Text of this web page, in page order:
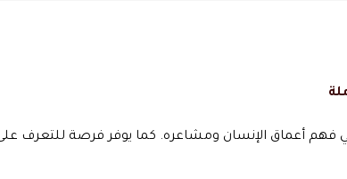
أعماق الإنسان ومشاعره. كما يوفر فرصة للتعرف